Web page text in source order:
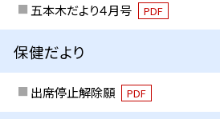
五本木だより４月号 PDF
保健だより
出席停止解除願 PDF